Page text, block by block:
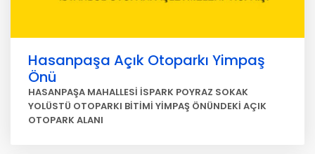
Hasanpaşa Açık Otoparkı Yimpaş
Önü
HASANPAŞA MAHALLESİ İSPARK POYRAZ SOKAK
YOLÜSTÜ OTOPARKI BİTİMİ YİMPAŞ ÖNÜNDEKİ AÇIK
OTOPARK ALANI